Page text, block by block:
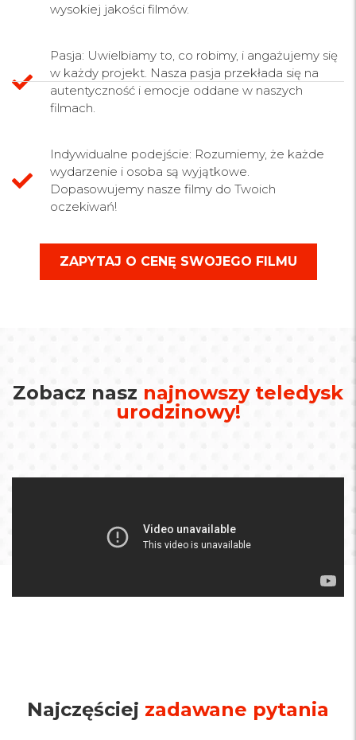
wysokiej jakości filmów.
Pasja: Uwielbiamy to, co robimy, i angażujemy się
w każdy projekt. Nasza pasja przekłada się na
autentyczność i emocje oddane w naszych
filmach.
Indywidualne podejście: Rozumiemy, że każde
wydarzenie i osoba są wyjątkowe.
Dopasowujemy nasze filmy do Twoich
oczekiwań!
ZAPYTAJ O CENĘ SWOJEGO FILMU
Zobacz nasz najnowszy teledysk
urodzinowy!
Najczęściej zadawane pytania